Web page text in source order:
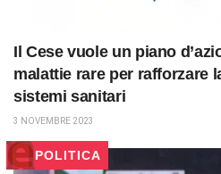
Il Cese vuole un piano
malattie rare per rafforzare
sistemi sanitari
3 NOVEMBRE 2023
POLITICA